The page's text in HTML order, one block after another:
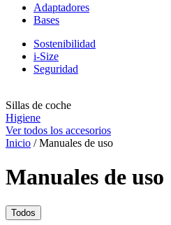
Adaptadores
Bases
Sostenibilidad
i-Size
Seguridad
Sillas de coche
Higiene
Ver todos los accesorios
Inicio / Manuales de uso
Manuales de uso
Todos